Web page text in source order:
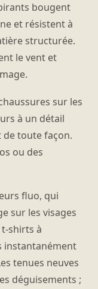
bougent
et résistent à
structurée.
le vent et
sur les
à un détail
de toute façon.
ou des
fluo, qui
sur les visages
shirts à
instantanément
tenues neuves
déguisements ;